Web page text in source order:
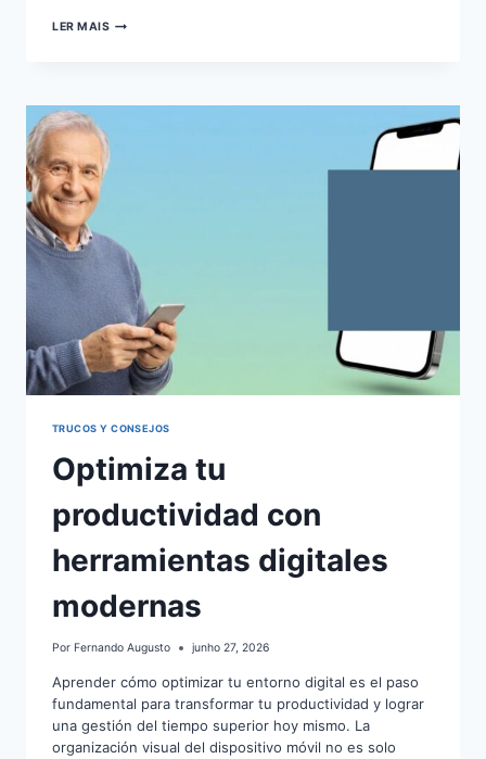
LER MAISOPTIMIZA
AL
TRUCOS Y CONSEJOS
Optimiza tu
productividad con
herramientas digitales
modernas
Por Fernando Augusto junho 27, 2026
Aprender cómo optimizar tu entorno digital es el paso
fundamental para transformar tu productividad y lograr
una gestión del tiempo superior hoy mismo. La
organización visual del dispositivo móvil no es solo